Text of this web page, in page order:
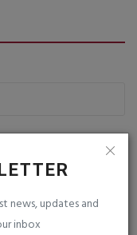
news, updates and
inbox